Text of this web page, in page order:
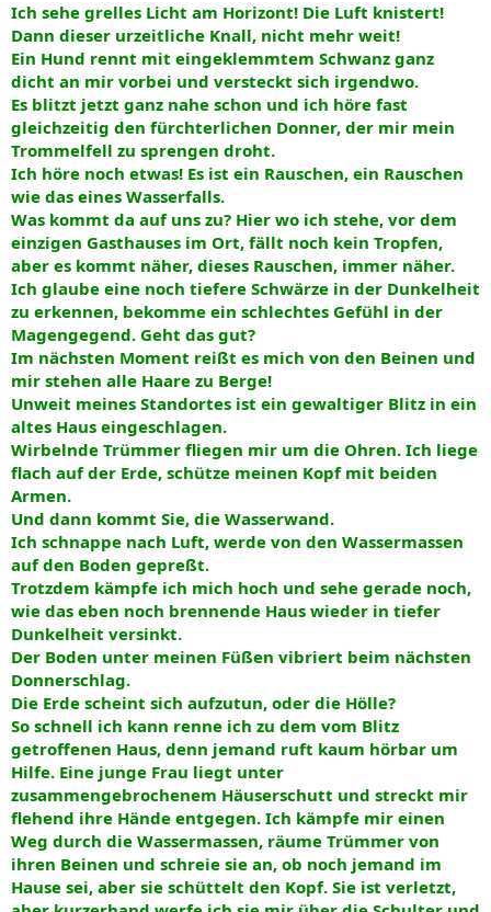
Ich sehe grelles Licht am Horizont! Die Luft knistert!
Dann dieser urzeitliche Knall, nicht mehr weit!
Ein Hund rennt mit eingeklemmtem Schwanz ganz
dicht an mir vorbei und versteckt sich irgendwo.
Es blitzt jetzt ganz nahe schon und ich höre fast
gleichzeitig den fürchterlichen Donner, der mir mein
Trommelfell zu sprengen droht.
Ich höre noch etwas! Es ist ein Rauschen, ein Rauschen
wie das eines Wasserfalls.
Was kommt da auf uns zu? Hier wo ich stehe, vor dem
einzigen Gasthauses im Ort, fällt noch kein Tropfen,
aber es kommt näher, dieses Rauschen, immer näher.
Ich glaube eine noch tiefere Schwärze in der Dunkelheit
zu erkennen, bekomme ein schlechtes Gefühl in der
Magengegend. Geht das gut?
Im nächsten Moment reißt es mich von den Beinen und
mir stehen alle Haare zu Berge!
Unweit meines Standortes ist ein gewaltiger Blitz in ein
altes Haus eingeschlagen.
Wirbelnde Trümmer fliegen mir um die Ohren. Ich liege
flach auf der Erde, schütze meinen Kopf mit beiden
Armen.
Und dann kommt Sie, die Wasserwand.
Ich schnappe nach Luft, werde von den Wassermassen
auf den Boden gepreßt.
Trotzdem kämpfe ich mich hoch und sehe gerade noch,
wie das eben noch brennende Haus wieder in tiefer
Dunkelheit versinkt.
Der Boden unter meinen Füßen vibriert beim nächsten
Donnerschlag.
Die Erde scheint sich aufzutun, oder die Hölle?
So schnell ich kann renne ich zu dem vom Blitz
getroffenen Haus, denn jemand ruft kaum hörbar um
Hilfe. Eine junge Frau liegt unter
zusammengebrochenem Häuserschutt und streckt mir
flehend ihre Hände entgegen. Ich kämpfe mir einen
Weg durch die Wassermassen, räume Trümmer von
ihren Beinen und schreie sie an, ob noch jemand im
Hause sei, aber sie schüttelt den Kopf. Sie ist verletzt,